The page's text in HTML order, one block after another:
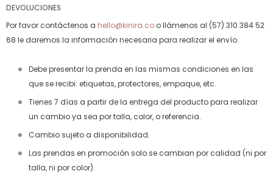
DEVOLUCIONES
Por favor contáctenos a hello@kinira.co o llámenos al (57) 310 384 52
68 le daremos la información necesaria para realizar el envío.
Debe presentar la prenda en las mismas condiciones en las
que se recibi: etiquetas, protectores, empaque, etc.
Tienes 7 días a partir de la entrega del producto para realizar
un cambio ya sea por talla, color, o referencia.
Cambio sujeto a disponibilidad.
Las prendas en promoción solo se cambian por calidad (ni por
talla, ni por color).